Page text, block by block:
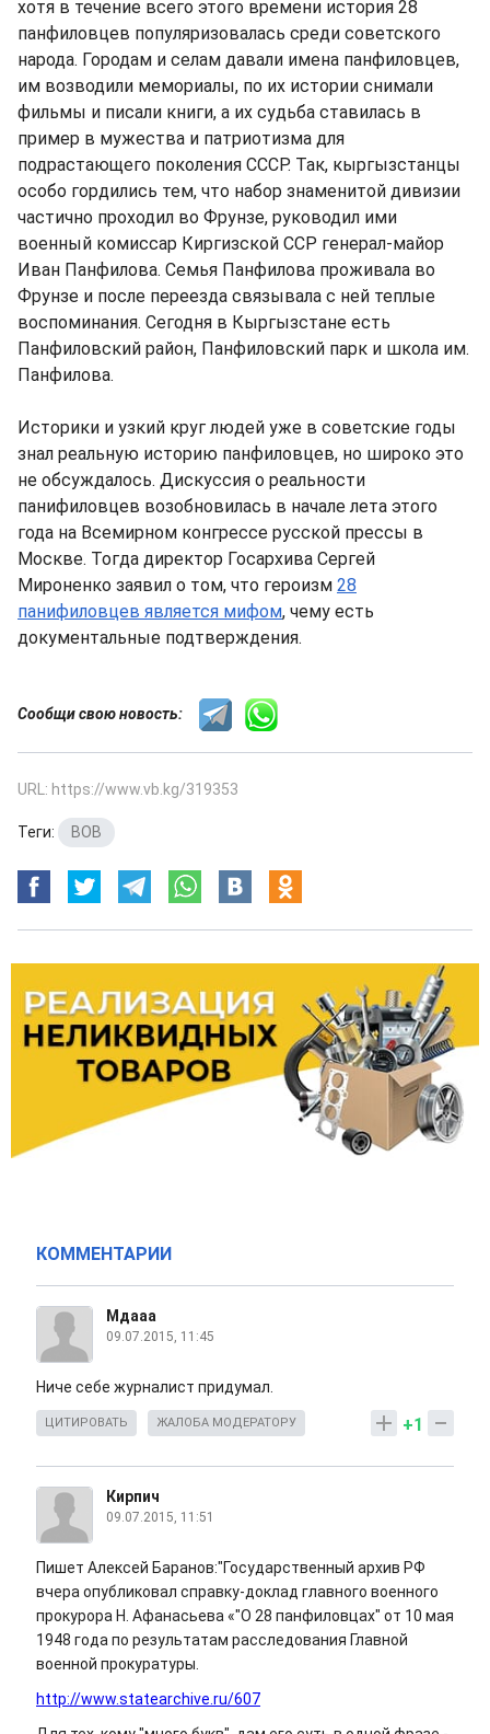
хотя в течение всего этого времени история 28
панфиловцев популяризовалась среди советского
народа. Городам и селам давали имена панфиловцев,
им возводили мемориалы, по их истории снимали
фильмы и писали книги, а их судьба ставилась в
пример в мужества и патриотизма для
подрастающего поколения СССР. Так, кыргызстанцы
особо гордились тем, что набор знаменитой дивизии
частично проходил во Фрунзе, руководил ими
военный комиссар Киргизской ССР генерал-майор
Иван Панфилова. Семья Панфилова проживала во
Фрунзе и после переезда связывала с ней теплые
воспоминания. Сегодня в Кыргызстане есть
Панфиловский район, Панфиловский парк и школа им.
Панфилова.
Историки и узкий круг людей уже в советские годы
знал реальную историю панфиловцев, но широко это
не обсуждалось. Дискуссия о реальности
панифиловцев возобновилась в начале лета этого
года на Всемирном конгрессе русской прессы в
Москве. Тогда директор Госархива Сергей
Мироненко заявил о том, что героизм 28
панифиловцев является мифом, чему есть
документальные подтверждения.
Сообщи свою новость:
URL: https://www.vb.kg/319353
Теги: ВОВ
КОММЕНТАРИИ
Мдааа
09.07.2015, 11:45
Ниче себе журналист придумал.
+1
ЦИТИРОВАТЬ ЖАЛОБА МОДЕРАТОРУ
Кирпич
09.07.2015, 11:51
Пишет Алексей Баранов:"Государственный архив РФ
вчера опубликовал справку-доклад главного военного
прокурора Н. Афанасьева «"О 28 панфиловцах" от 10 мая
1948 года по результатам расследования Главной
военной прокуратуры.
http://www.statearchive.ru/607